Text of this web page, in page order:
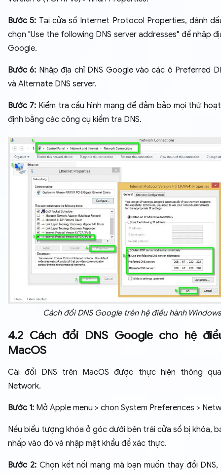
Bước 5: Tại cửa sổ Internet Protocol Properties, đánh
chọn "Use the following DNS server addresses" để nhập
Google.
Bước 6: Nhập địa chỉ DNS Google vào các ô Preferred
và Alternate DNS server.
Bước 7:Kiểm tra cấu hình mạng để đảm bảo mọi thứ
định bằng các công cụ kiểm tra DNS.
Cách đổi DNS Google trên hệ điều hành Windows
4.2 Cách đổi DNS Google cho hệ
MacOS
Cài đổi DNS trên MacOS được thực hiện thông
Network.
Bước 1: Mở Apple menu > chọn System Preferences >
Nếu biểu tượng khóa ở góc dưới bên trái cửa sổ bị khóa,
nhấp vào đó và nhập mật khẩu để xác thực.
Bước 2: Chọn kết nối mạng mà bạn muốn thay đổi